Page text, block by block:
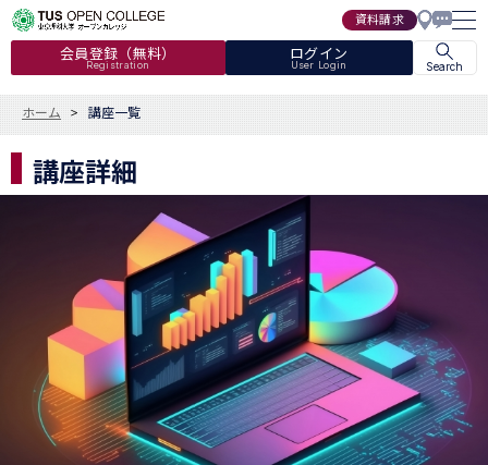
資料請求
会員登録（無料）
Registration
ログイン
User Login Search
ホーム 講座一覧
講座詳細